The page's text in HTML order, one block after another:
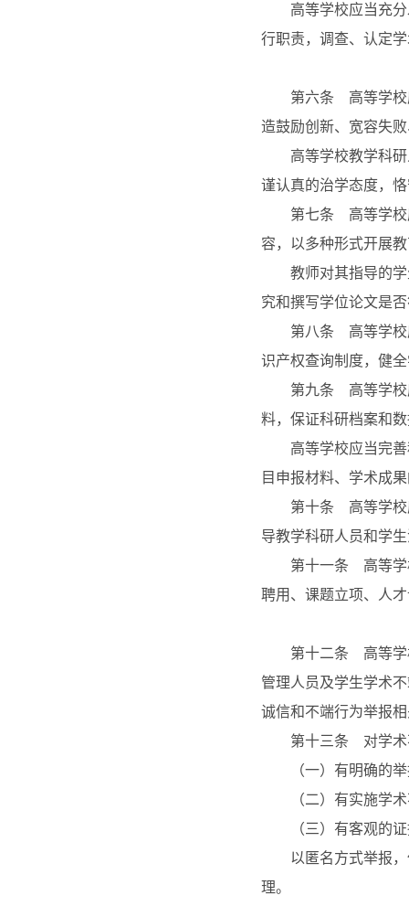
高等学校应当充分
行职责，调查、认定
第六条 高等学校应
造鼓励创新、宽容失
高等学校教学科研
谨认真的治学态度，
第七条 高等学校应
容，以多种形式开展
教师对其指导的学
究和撰写学位论文是
第八条 高等学校应
识产权查询制度，健
第九条 高等学校应
料，保证科研档案和
高等学校应当完善
目申报材料、学术成
第十条 高等学校应
导教学科研人员和学
第十一条 高等学校
聘用、课题立项、人
第十二条 高等学校
管理人员及学生学术
诚信和不端行为举报
第十三条 对学术不
（一）有明确的举
（二）有实施学术
（三）有客观的证
以匿名方式举报，
理。